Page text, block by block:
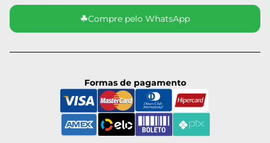
☘Compre pelo WhatsApp
Formas de pagamento